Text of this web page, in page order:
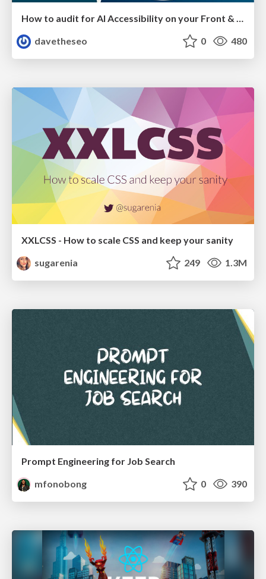
How to audit for AI Accessibility on your Front & Back End
davetheseo
0 480
XXLCSS - How to scale CSS and keep your sanity
sugarenia
249 1.3M
Prompt Engineering for Job Search
mfonobong
0 390